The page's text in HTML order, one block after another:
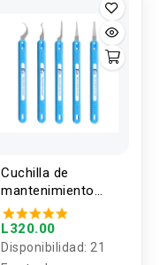
Cuchilla de
mantenimiento
integrada HZY-
H505
L320.00
Disponibilidad: 21